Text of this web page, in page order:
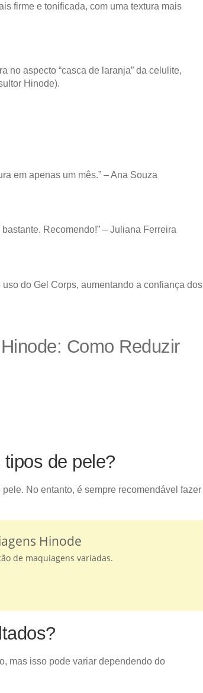
firme e tonificada, com uma textura mais
no aspecto “casca de laranja” da celulite,
Hinode)​.
em apenas um mês.” – Ana Souza
Recomendo!” – Juliana Ferreira
do Gel Corps, aumentando a confiança dos
Como Reduzir
de pele?
No entanto, é sempre recomendável fazer
Hinode
de maquiagens variadas.
mas isso pode variar dependendo do